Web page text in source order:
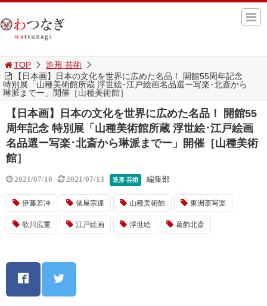
TOP
造形 芸術
【日本画】日本の文化を世界に広めた名品！ 開館55周年記念
特別展「山種美術館所蔵 浮世絵･江戸絵画名品選ー写楽･北斎から
琳派までー」開催［山種美術館］
【日本画】日本の文化を世界に広めた名品！ 開館55
周年記念 特別展「山種美術館所蔵 浮世絵･江戸絵画
名品選ー写楽･北斎から琳派までー」開催［山種美術
館］
2021/07/10 2021/07/13 造形 芸術 編集部
伊藤若冲 俵屋宗達 山種美術館 東洲斎写楽
歌川広重 江戸絵画 浮世絵 葛飾北斎